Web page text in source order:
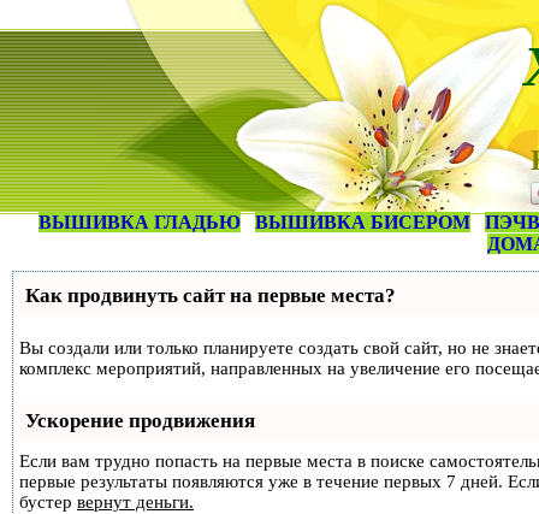
ВЫШИВКА ГЛАДЬЮ ВЫШИВКА БИСЕРОМ
Как продвинуть сайт на первые места?
Вы создали или только планируете создать свой сайт, но не
комплекс мероприятий, направленных на увеличение его
Ускорение продвижения
Если вам трудно попасть на первые места в поиске
первые результаты появляются уже в течение первых 7 дней.
бустер вернут деньги.